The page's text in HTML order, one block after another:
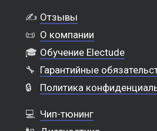
✍️ Отзывы
📜 О компании
🎓 Обучение Electude
🔧 Гарантийные
🔒
Политика
💻 Чип-тюнинг